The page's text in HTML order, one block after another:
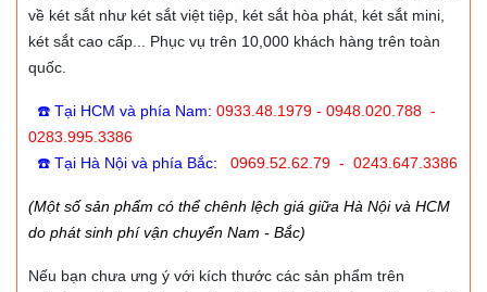
về két sắt như két sắt việt tiệp, két sắt hòa phát, két sắt mini,
két sắt cao cấp... Phục vụ trên 10,000 khách hàng trên toàn
quốc.
☎️ Tại HCM và phía Nam: 0933.48.1979 - 0948.020.788 -
0283.995.3386
☎️ Tại Hà Nội và phía Bắc: 0969.52.62.79 - 0243.647.3386
(Một số sản phẩm có thể chênh lệch giá giữa Hà Nội và HCM
do phát sinh phí vận chuyển Nam - Bắc)
Nếu bạn chưa ưng ý với kích thước các sản phẩm trên